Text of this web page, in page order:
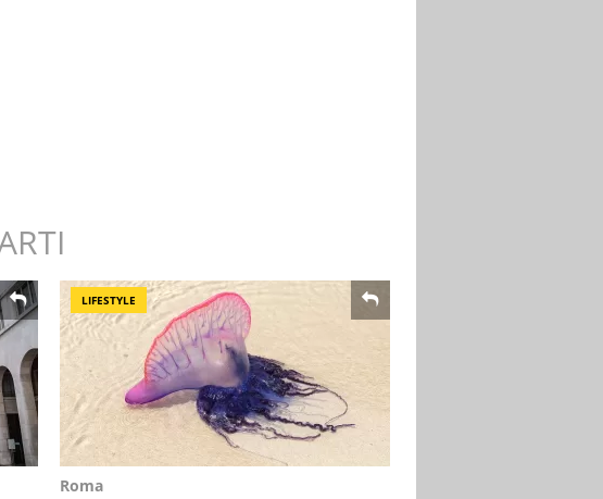
LIFESTYLE
Roma